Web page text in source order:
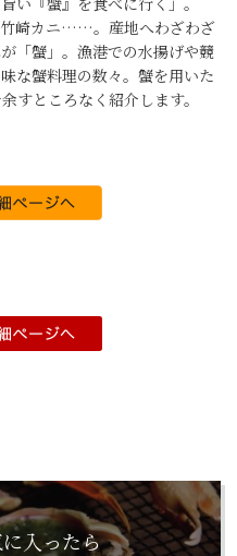
崎カニ……。産地へわざわざ
「蟹」。漁港での水揚げや競
な蟹料理の数々。蟹を用いた
すところなく紹介します。
入ったら